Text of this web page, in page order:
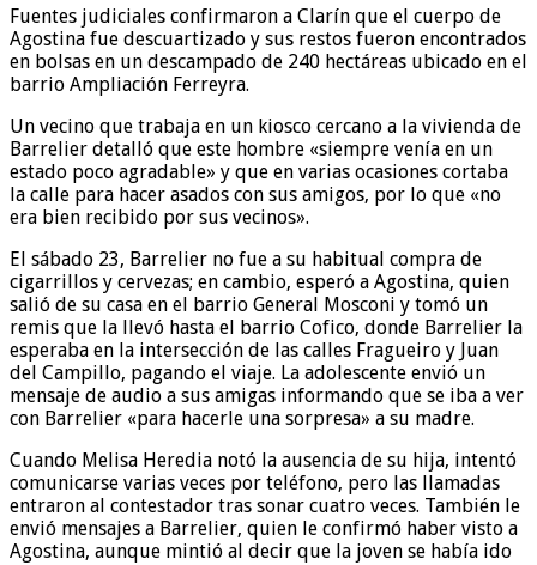
Fuentes judiciales confirmaron a Clarín que el cuerpo de
Agostina fue descuartizado y sus restos fueron encontrados
en bolsas en un descampado de 240 hectáreas ubicado en el
barrio Ampliación Ferreyra.
Un vecino que trabaja en un kiosco cercano a la vivienda de
Barrelier detalló que este hombre «siempre venía en un
estado poco agradable» y que en varias ocasiones cortaba
la calle para hacer asados con sus amigos, por lo que «no
era bien recibido por sus vecinos».
El sábado 23, Barrelier no fue a su habitual compra de
cigarrillos y cervezas; en cambio, esperó a Agostina, quien
salió de su casa en el barrio General Mosconi y tomó un
remis que la llevó hasta el barrio Cofico, donde Barrelier la
esperaba en la intersección de las calles Fragueiro y Juan
del Campillo, pagando el viaje. La adolescente envió un
mensaje de audio a sus amigas informando que se iba a ver
con Barrelier «para hacerle una sorpresa» a su madre.
Cuando Melisa Heredia notó la ausencia de su hija, intentó
comunicarse varias veces por teléfono, pero las llamadas
entraron al contestador tras sonar cuatro veces. También le
envió mensajes a Barrelier, quien le confirmó haber visto a
Agostina, aunque mintió al decir que la joven se había ido